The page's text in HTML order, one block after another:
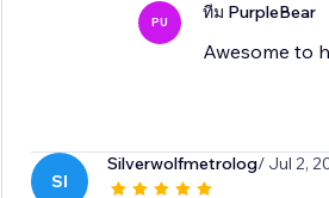
PU ทีม PurpleBear
Awesome to
SI
Silverwolfmetrolog/ Jul 2,